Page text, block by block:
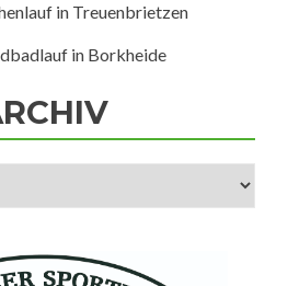
in Treuenbrietzen
in Borkheide